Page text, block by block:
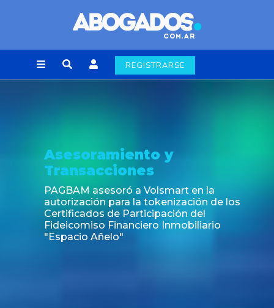
REGISTRARSE
y
a Volsmart en la
la tokenización de los
del
Inmobiliario
laborales en la